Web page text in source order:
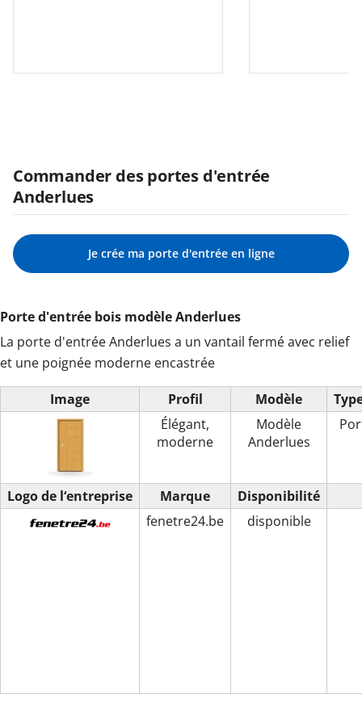
Commander des portes d'entrée
Anderlues
Je crée ma porte d'entrée en ligne
Porte d'entrée bois modèle Anderlues
La porte d'entrée Anderlues a un vantail fermé avec relief
et une poignée moderne encastrée
Image
Profil
Élégant,
moderne
Modèle
Modèle
Anderlues
Logo de l‘entreprise
Marque
fenetre24.be
Disponibilité
disponible